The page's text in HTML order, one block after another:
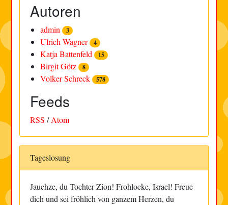
Autoren
admin 3
Ulrich Wagner 4
Katja Battenfeld 15
Birgit Götz 8
Volker Schreck 578
Feeds
RSS /Atom
Tageslosung
Jauchze, du Tochter Zion! Frohlocke, Israel! Freue
dich und sei fröhlich von ganzem Herzen, du